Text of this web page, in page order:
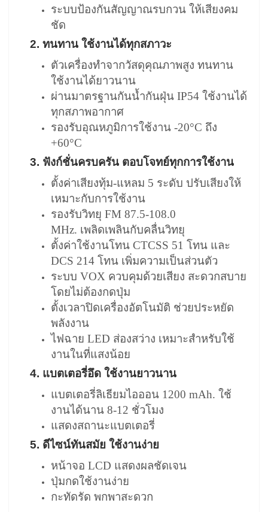
ระบบป้องกันสัญญาณรบกวน ให้เสียงคม
ชัด
2. ทนทาน ใช้งานได้ทุกสภาวะ
ตัวเครื่องทำจากวัสดุคุณภาพสูง ทนทาน
ใช้งานได้ยาวนาน
ผ่านมาตรฐานกันน้ำกันฝุ่น IP54 ใช้งานได้
ทุกสภาพอากาศ
รองรับอุณหภูมิการใช้งาน -20°C ถึง
+60°C
3. ฟังก์ชั่นครบครัน ตอบโจทย์ทุกการใช้งาน
ตั้งค่าเสียงทุ้ม-แหลม 5 ระดับ ปรับเสียงให้
เหมาะกับการใช้งาน
รองรับวิทยุ FM 87.5-108.0
MHz. เพลิดเพลินกับคลื่นวิทยุ
ตั้งค่าใช้งานโทน CTCSS 51 โทน และ
DCS 214 โทน เพิ่มความเป็นส่วนตัว
ระบบ VOX ควบคุมด้วยเสียง สะดวกสบาย
โดยไม่ต้องกดปุ่ม
ตั้งเวลาปิดเครื่องอัตโนมัติ ช่วยประหยัด
พลังงาน
ไฟฉาย LED ส่องสว่าง เหมาะสำหรับใช้
งานในที่แสงน้อย
4. แบตเตอรี่อึด ใช้งานยาวนาน
แบตเตอรี่ลิเธียมไอออน 1200 mAh. ใช้
งานได้นาน 8-12 ชั่วโมง
แสดงสถานะแบตเตอรี่
5. ดีไซน์ทันสมัย ใช้งานง่าย
หน้าจอ LCD แสดงผลชัดเจน
ปุ่มกดใช้งานง่าย
กะทัดรัด พกพาสะดวก